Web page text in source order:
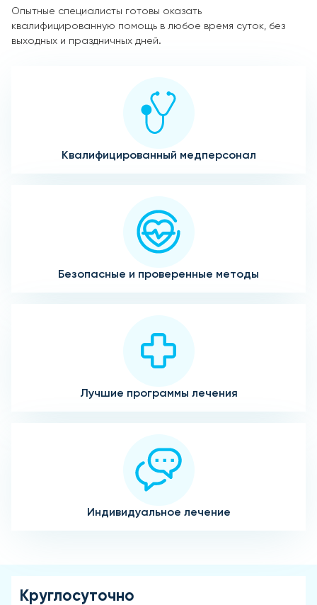
Опытные специалисты готовы оказать
квалифицированную помощь в любое время суток, без
выходных и праздничных дней.
Квалифицированный медперсонал
Безопасные и проверенные методы
Лучшие программы лечения
Индивидуальное лечение
Круглосуточно